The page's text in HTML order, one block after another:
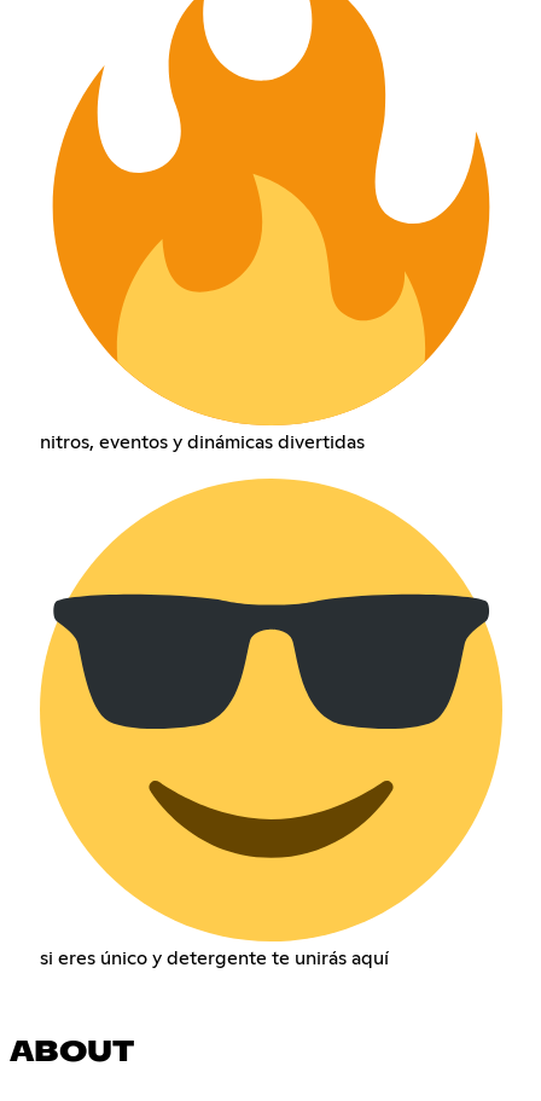
nitros, eventos y dinámicas divertidas
si eres único y detergente te unirás aquí
ABOUT